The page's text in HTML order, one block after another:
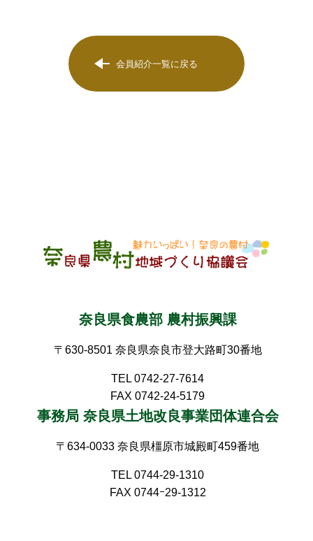
会員紹介一覧に戻る
奈良県食農部 農村振興課
〒630-8501 奈良県奈良市登大路町30番地
TEL 0742-27-7614
FAX 0742-24-5179
事務局 奈良県土地改良事業団体連合会
〒634-0033 奈良県橿原市城殿町459番地
TEL 0744-29-1310
FAX 0744ｰ29-1312